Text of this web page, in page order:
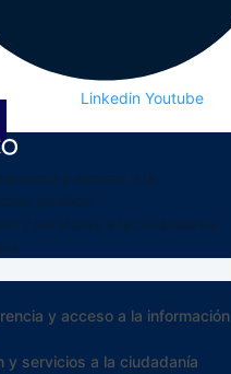
Linkedin Youtube
y acceso a la información
y servicios a la ciudadanía